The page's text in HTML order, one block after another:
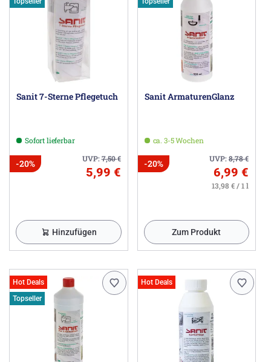
Sanit 7-Sterne Pflegetuch
Sofort lieferbar
UVP:7,50€
-20%
5,99 €
Hinzufügen
Sanit ArmaturenGlanz
ca. 3-5 Wochen
UVP:8,78€
-20%
6,99 €
13,98 € / 1 l
Zum Produkt
Hot Deals
Topseller
Hot Deals